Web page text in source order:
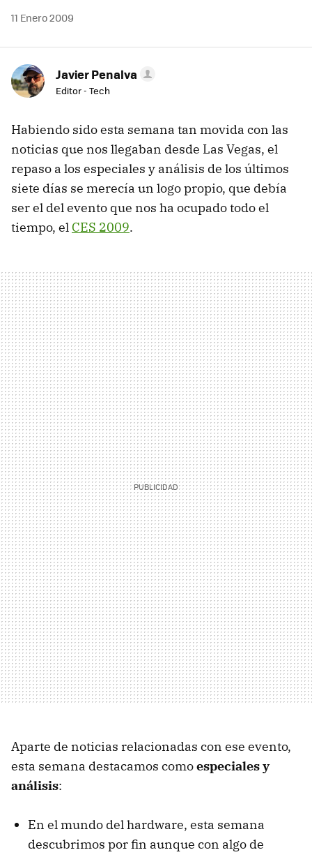
11 Enero 2009
Javier Penalva
Editor - Tech
Habiendo sido esta semana tan movida con las
noticias que nos llegaban desde Las Vegas, el
repaso a los especiales y análisis de los últimos
siete días se merecía un logo propio, que debía
ser el del evento que nos ha ocupado todo el
tiempo, el CES 2009.
Aparte de noticias relacionadas con ese evento,
esta semana destacamos comoespeciales y
análisis:
En el mundo del hardware, esta semana
descubrimos por fin aunque con algo de